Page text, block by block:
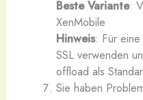
Beste Variante:
XenMobile
Hinweis: Für eine
SSL verwenden
offload als
Sie haben